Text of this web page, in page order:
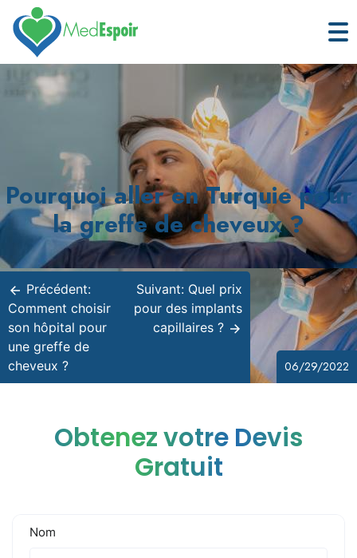
content
Pourquoi aller en Turquie pour
la greffe de cheveux ?
06/29/2022
Navigation
de
l’article
Précédent:
Comment choisir
son hôpital pour
une greffe de
cheveux ?
Suivant: Quel prix
pour des implants
capillaires ?
Obtenez votre Devis
Gratuit